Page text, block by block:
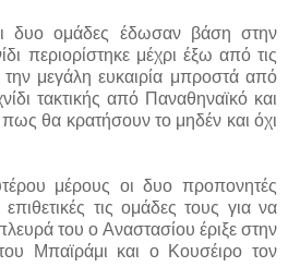
δυο ομάδες έδωσαν βάση στην
περιορίστηκε μέχρι έξω από τις
μεγάλη ευκαιρία μπροστά από
τακτικής από Παναθηναϊκό και
θα κρατήσουν το μηδέν και όχι
μέρους οι δυο προπονητές
τις ομάδες τους για να
του ο Αναστασίου έριξε στην
Μπαϊράμι και ο Κουσέιρο τον